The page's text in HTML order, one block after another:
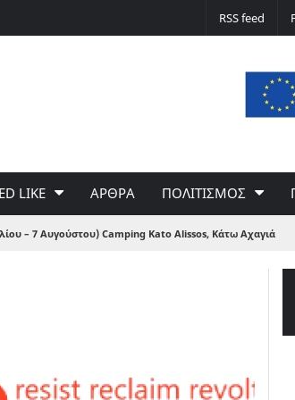
RSS feed
LIKE ΑΡΘΡΑ ΠΟΛΙΤΙΣΜΟΣ
– 7 Αυγούστου) Camping Kato Alissos, Κάτω Αχαγιά